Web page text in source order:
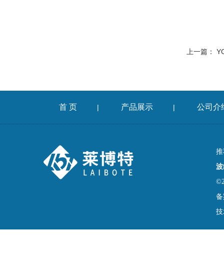
上一篇：
首 页 | 产品展示 | 公司介
备